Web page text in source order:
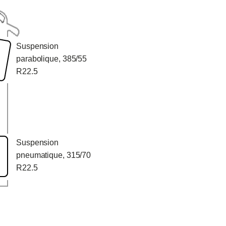
Suspension
parabolique, 385/55
R22.5
Suspension
pneumatique, 315/70
R22.5